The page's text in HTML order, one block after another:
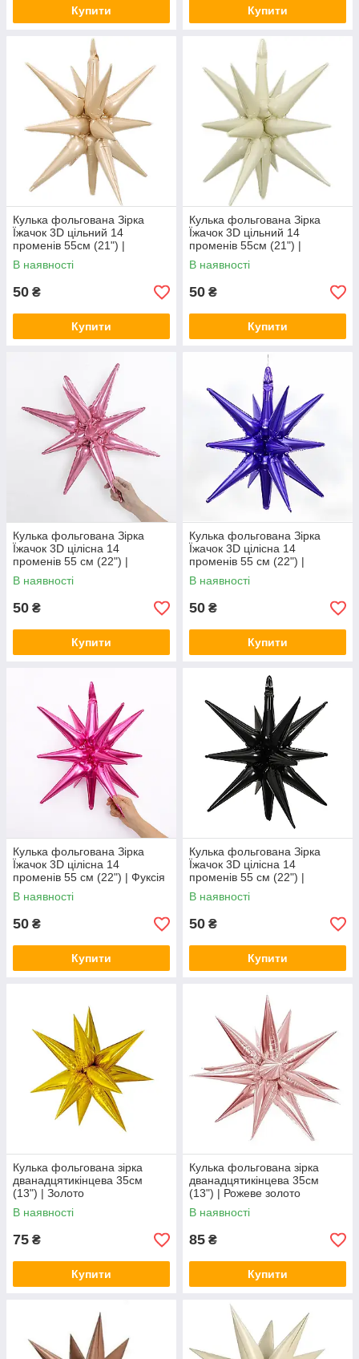
Купити Купити
Кулька фольгована Зірка
Їжачок 3D цільний 14
променів 55см (21") |
Карамель
В наявності
50 ₴
Купити
Кулька фольгована Зірка
Їжачок 3D цільний 14
променів 55см (21") |
Кремовий
В наявності
50 ₴
Купити
Кулька фольгована Зірка
Їжачок 3D цілісна 14
променів 55 см (22") |
Рожевий
В наявності
50 ₴
Купити
Кулька фольгована Зірка
Їжачок 3D цілісна 14
променів 55 см (22") |
Фіолетовий
В наявності
50 ₴
Купити
Кулька фольгована Зірка
Їжачок 3D цілісна 14
променів 55 см (22") | Фуксія
В наявності
50 ₴
Купити
Кулька фольгована Зірка
Їжачок 3D цілісна 14
променів 55 см (22") |
Чорний
В наявності
50 ₴
Купити
Кулька фольгована зірка
дванадцятикінцева 35см
(13") | Золото
В наявності
75 ₴
Купити
Кулька фольгована зірка
дванадцятикінцева 35см
(13") | Рожеве золото
В наявності
85 ₴
Купити